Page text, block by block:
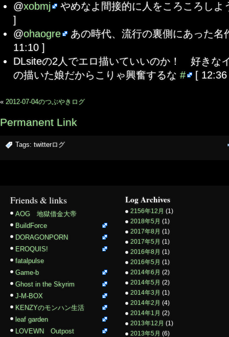
@xobmj やめなよ間接的に人をころころしよ
]
@ohaogre あの時代、流行の裏側にあった名
11:10 ]
DLsiteの2人でエロ描いていいのか！ 好きな
の描いた娘だからこりゃ興奮するな # [ 12:36
« 2012-07-04のつぶやきログ
Permanent Link
Tags: twitterログ
Friends & links
AOG 地獄借金大帝
BuildForce
DORAGONPORN
EROQUIS!
fatalpulse
Game-b
Ghost in the Skyrim
J-M-BOX
KENZYのモンハン生活
leaf garden
LOVEWN Outpost
Log Archives
2156年12月 (1)
2018年5月 (1)
2017年8月 (1)
2017年5月 (1)
2016年8月 (1)
2016年5月 (1)
2014年6月 (2)
2014年5月 (2)
2014年3月 (1)
2014年2月 (4)
2014年1月 (2)
2013年12月 (1)
2013年5月 (6)